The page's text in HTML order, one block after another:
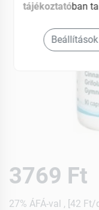
3769 Ft
27% ÁFÁ-val , [42 Ft/
tájékoztatóban